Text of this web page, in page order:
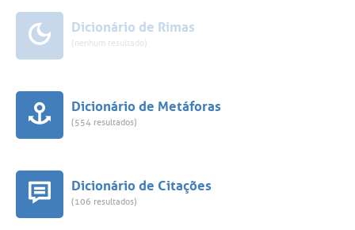
Dicionário de Rimas
(nenhum resultado)
Dicionário de Metáforas
(554 resultados)
Dicionário de Citações
(106 resultados)